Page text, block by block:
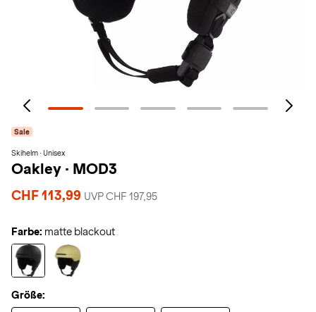
Sale
Skihelm · Unisex
Oakley · MOD3
CHF 113,99 UVP CHF 197,95
Farbe: matte blackout
Größe: